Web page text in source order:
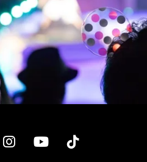
Instagram
YouTubeTiktok